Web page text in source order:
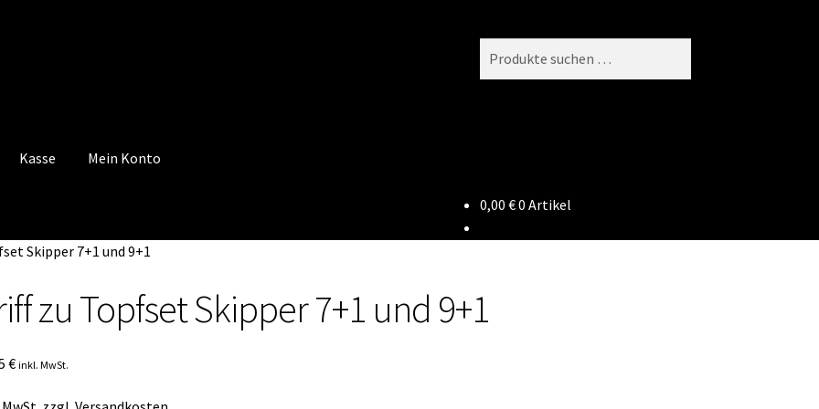
Kasse Mein Konto
0,00 €0 Artikel
Skipper 7+1 und 9+1
zu Topfset Skipper 7+1 und 9+1
€ inkl. MwSt.